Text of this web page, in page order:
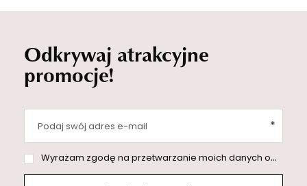
Odkrywaj atrakcyjne
promocje!
Podaj swój adres e-mail
Wyrażam zgodę na przetwarzanie moich danych osobowych (adres e-mail) na potrzeby wysyłki newslettera z informacją handlową (marketing). Więcej w